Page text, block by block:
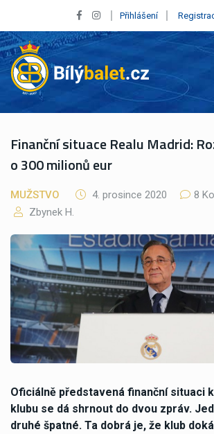
Přihlášení
Finanční situace Realu Madrid:
o 300 milionů eur
MUŽSTVO 4. prosince 2020
8
Zbynek H.
Oficiálně představená finanční situaci
klubu se dá shrnout do dvou zpráv.
druhé špatné. Ta dobrá je, že klub